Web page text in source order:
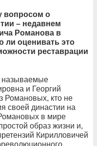
вопросом о
– недавнем
Романова в
ли оценивать это
реставрации
называемые
и Георгий
Романовых, кто не
своей династии на
в мире
образ жизни и,
Кирилловичей